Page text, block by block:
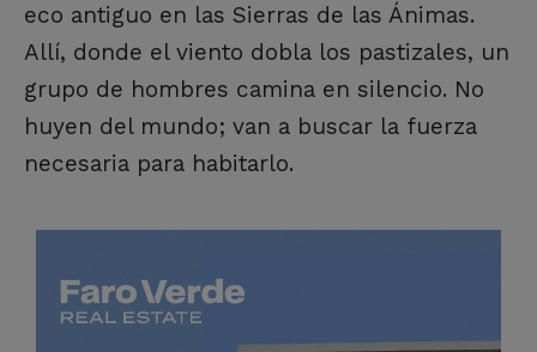
eco antiguo en las Sierras de las Ánimas.
Allí, donde el viento dobla los pastizales, un
grupo de hombres camina en silencio. No
huyen del mundo; van a buscar la fuerza
necesaria para habitarlo.